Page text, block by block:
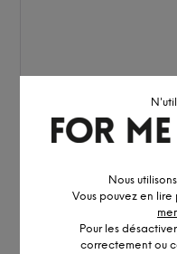
Nous
Vous pouvez en lire
Pour les
correctement ou